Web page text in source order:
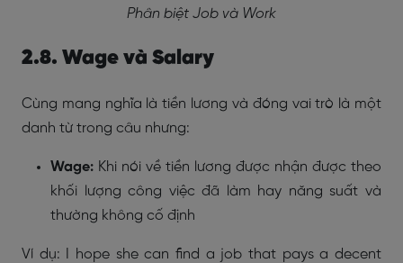
Phân biệt Job và Work
2.8. Wage và Salary
Cùng mang nghĩa là tiền lương và đóng vai trò là một
danh từ trong câu nhưng:
Wage: Khi nói về tiền lương được nhận được theo
khối lượng công việc đã làm hay năng suất và
thường không cố định
Ví dụ: I hope she can find a job that pays a decent